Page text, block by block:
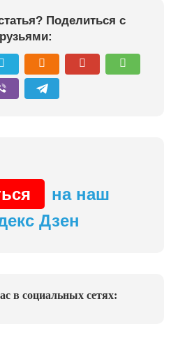
Поделиться с
на наш
Дзен
в социальных сетях: